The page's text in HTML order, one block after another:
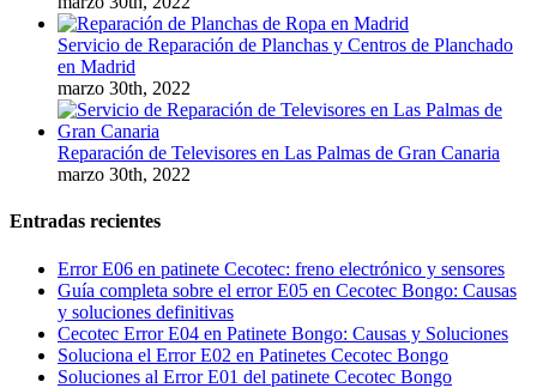
Servicio de Reparación de Planchas y Centros de Planchado
en Madrid
marzo 30th, 2022
Reparación de Televisores en Las Palmas de Gran Canaria
marzo 30th, 2022
Entradas recientes
Error E06 en patinete Cecotec: freno electrónico y sensores
Guía completa sobre el error E05 en Cecotec Bongo: Causas
y soluciones definitivas
Cecotec Error E04 en Patinete Bongo: Causas y Soluciones
Soluciona el Error E02 en Patinetes Cecotec Bongo
Soluciones al Error E01 del patinete Cecotec Bongo